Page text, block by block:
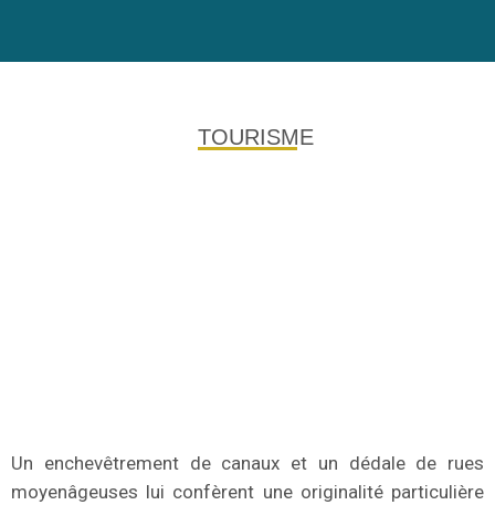
TOURISME
Un enchevêtrement de canaux et un dédale de rues
moyenâgeuses lui confèrent une originalité particulière